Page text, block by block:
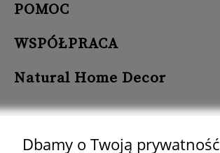
POMOC
WSPÓŁPRACA
Natural Home Decor
Dbamy o Twoją prywatność